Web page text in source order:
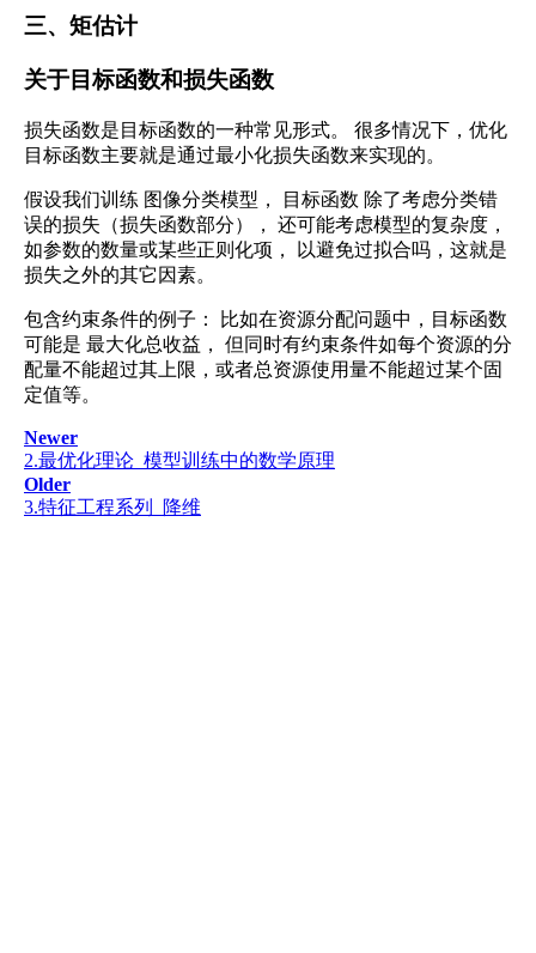
三、矩估计
关于目标函数和损失函数
损失函数是目标函数的一种常见形式。 很多情况下，优化
目标函数主要就是通过最小化损失函数来实现的。
假设我们训练 图像分类模型， 目标函数 除了考虑分类错
误的损失（损失函数部分）， 还可能考虑模型的复杂度，
如参数的数量或某些正则化项， 以避免过拟合吗，这就是
损失之外的其它因素。
包含约束条件的例子： 比如在资源分配问题中，目标函数
可能是 最大化总收益， 但同时有约束条件如每个资源的分
配量不能超过其上限，或者总资源使用量不能超过某个固
定值等。
Newer
2.最优化理论_模型训练中的数学原理
Older
3.特征工程系列_降维